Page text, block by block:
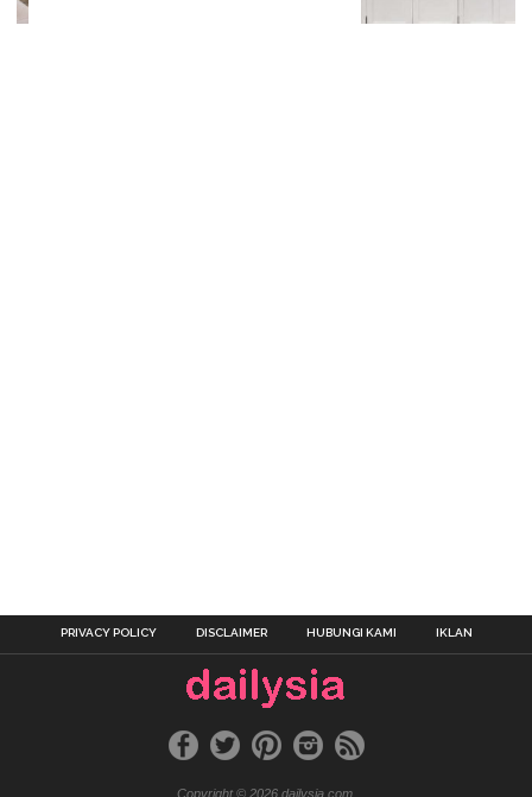
PRIVACY POLICY DISCLAIMER HUBUNGI KAMI IKLAN
Copyright © 2026 dailysia.com.